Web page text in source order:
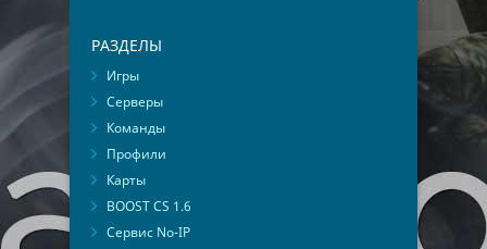
РАЗДЕЛЫ
Игры
Серверы
Команды
Профили
Карты
BOOST CS 1.6
Сервис No-IP